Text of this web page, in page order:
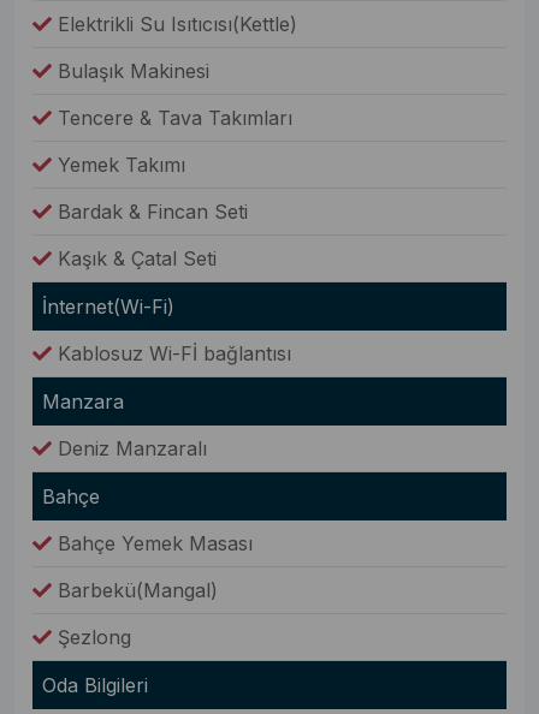
Elektrikli Su Isıtıcısı(Kettle)
Bulaşık Makinesi
Tencere & Tava Takımları
Yemek Takımı
Bardak & Fincan Seti
Kaşık & Çatal Seti
İnternet(Wi-Fi)
Kablosuz Wi-Fİ bağlantısı
Manzara
Deniz Manzaralı
Bahçe
Bahçe Yemek Masası
Barbekü(Mangal)
Şezlong
Oda Bilgileri